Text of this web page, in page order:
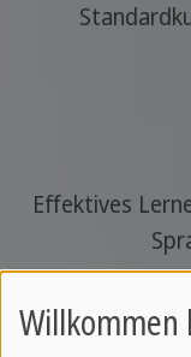
Effektives
Willkommen